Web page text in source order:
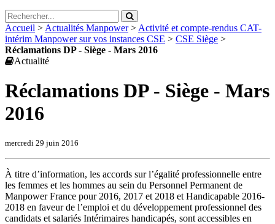
Accueil > Actualités Manpower> Activité et compte-rendus CAT-
intérim Manpower sur vos instances CSE > CSE Siège >
Réclamations DP - Siège - Mars 2016
Actualité
Réclamations DP - Siège - Mars
2016
mercredi 29 juin 2016
À titre d’information, les accords sur l’égalité professionnelle entre
les femmes et les hommes au sein du Personnel Permanent de
Manpower France pour 2016, 2017 et 2018 et Handicapable 2016-
2018 en faveur de l’emploi et du développement professionnel des
candidats et salariés Intérimaires handicapés, sont accessibles en